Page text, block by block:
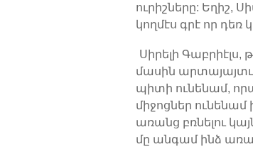
ուրիշները: Եղիշ,
կողմէս գրէ որ դեռ
Սիրելի Գաբրիէլս,
մասին
պիտի ունենամ,
միջոցներ
առանց բռնելու
մը անգամ ինձ